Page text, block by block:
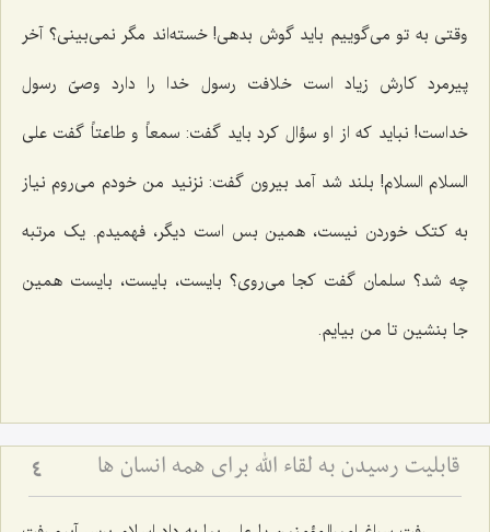
وقتی به تو می‌گوییم باید گوش بدهی! خسته‌اند مگر نمی‌بینی؟ آخر
پیرمرد کارش زیاد است خلافت رسول خدا را دارد وصیّ رسول
خداست! نباید که از او سؤال کرد باید گفت: سمعاً و طاعتاً گفت علی
السلام السلام! بلند شد آمد بیرون گفت: نزنید من خودم می‌روم نیاز
به کتک خوردن نیست، همین بس است دیگر، فهمیدم. یک مرتبه
چه شد؟ سلمان گفت کجا می‌روی؟ بایست، بایست، بایست همین
جا بنشین تا من بیایم.
قابلیت رسیدن به لقاء اللَه برای همه انسان ها 4